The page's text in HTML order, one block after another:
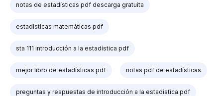
notas de estadísticas pdf descarga gratuita
estadísticas matemáticas pdf
sta 111 introducción a la estadística pdf
mejor libro de estadísticas pdf notas pdf de estadísticas
preguntas y respuestas de introducción a la estadística pdf